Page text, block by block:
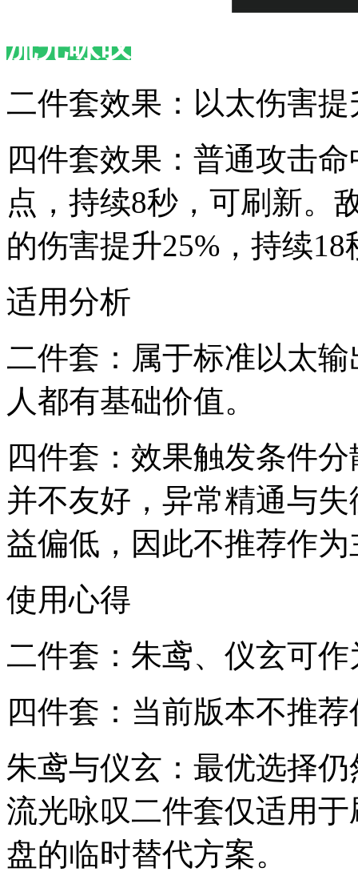
流光咏叹
二件套效果：以太伤害提
四件套效果：普通攻击
点，持续8秒，可刷新。
的伤害提升25%，持续
适用分析
二件套：属于标准以太
人都有基础价值。
四件套：效果触发条件
并不友好，异常精通与
益偏低，因此不推荐作
使用心得
二件套：朱鸢、仪玄可
四件套：当前版本不推
朱鸢与仪玄：最优选择
流光咏叹二件套仅适用
盘的临时替代方案。